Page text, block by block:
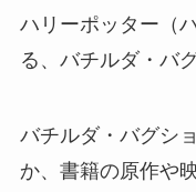
ハリーポッター（
る、バチルダ・バ
バチルダ・バグシ
か、書籍の原作や